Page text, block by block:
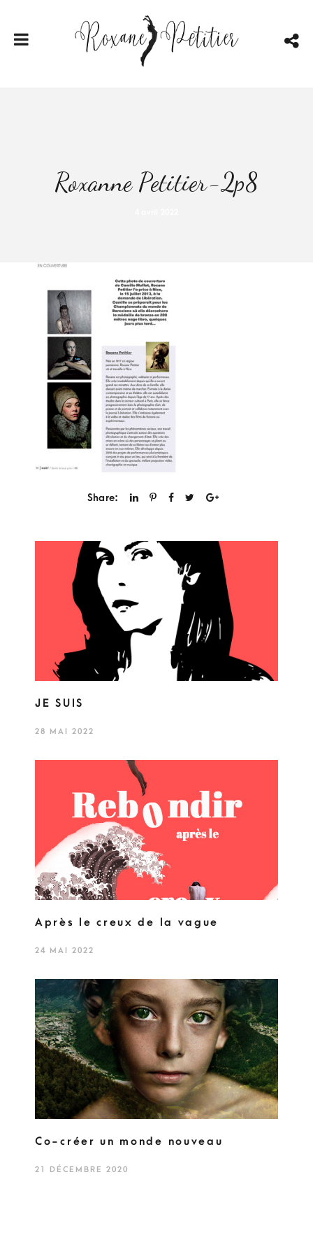
Roxanne Petitier-2p8
Share:
JE SUIS
28 MAI 2022
Après le creux de la vague
24 MAI 2022
Co-créer un monde nouveau
21 DÉCEMBRE 2020